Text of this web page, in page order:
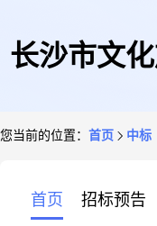
长沙市文
您当前的位置： 首页 中标
首页 招标预告